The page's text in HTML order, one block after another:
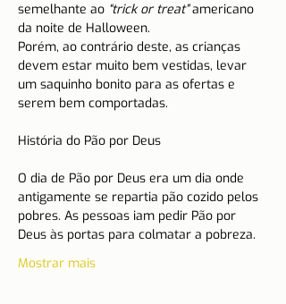
semelhante ao “trick or treat” americano
da noite de Halloween.
Porém, ao contrário deste, as crianças
devem estar muito bem vestidas, levar
um saquinho bonito para as ofertas e
serem bem comportadas.
O dia de Pão por Deus era um dia onde
antigamente se repartia pão cozido pelos
pobres. As pessoas iam pedir Pão por
Deus às portas para colmatar a pobreza.
Mostrar mais